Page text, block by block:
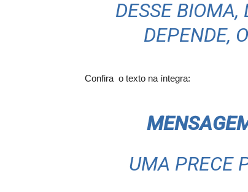
DESSE BIOMA,
DEPENDE,
Confira o texto na íntegra:
UMA PRECE